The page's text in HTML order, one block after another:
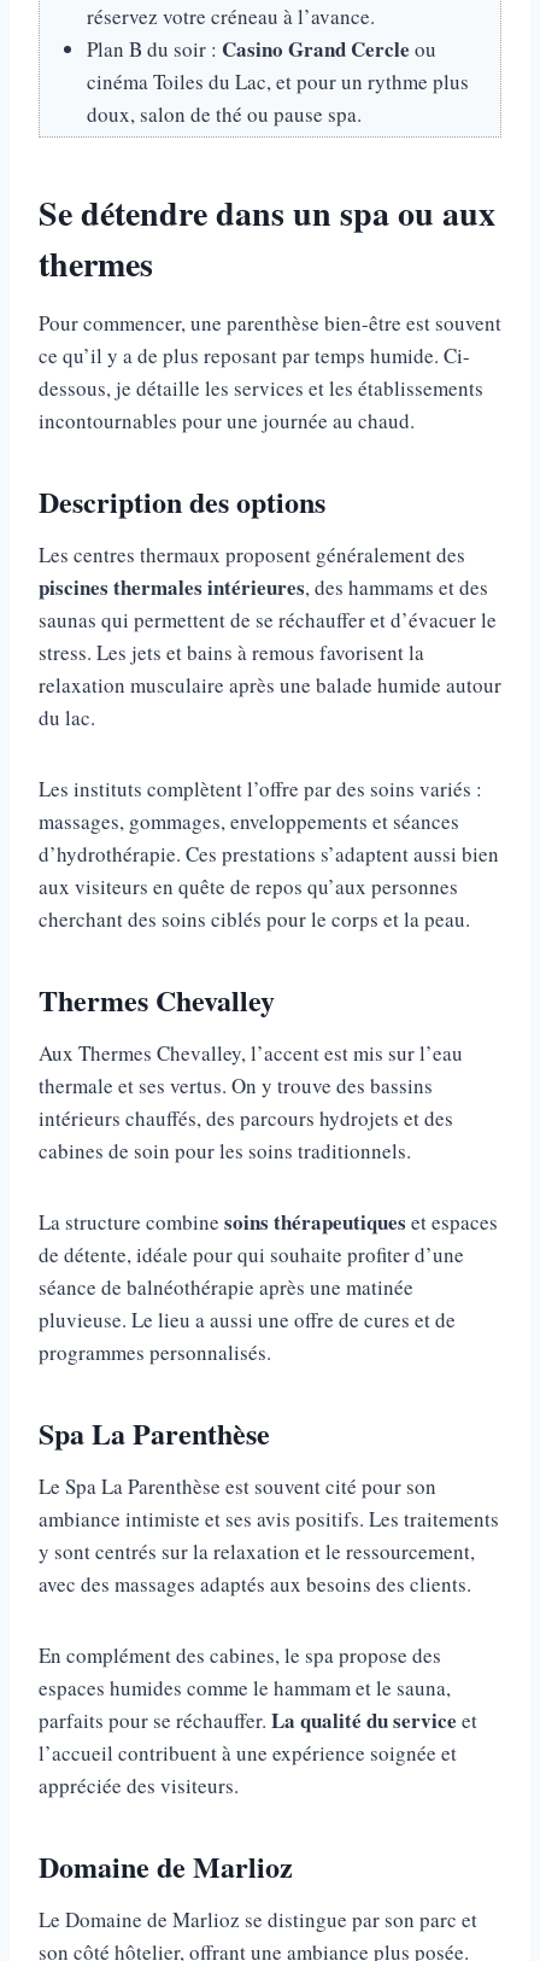
réservez votre créneau à l’avance.
Plan B du soir : Casino Grand Cercle ou
cinéma Toiles du Lac, et pour un rythme plus
doux, salon de thé ou pause spa.
Se détendre dans un spa ou aux
thermes
Pour commencer, une parenthèse bien-être est souvent
ce qu’il y a de plus reposant par temps humide. Ci-
dessous, je détaille les services et les établissements
incontournables pour une journée au chaud.
Description des options
Les centres thermaux proposent généralement des
piscines thermales intérieures, des hammams et des
saunas qui permettent de se réchauffer et d’évacuer le
stress. Les jets et bains à remous favorisent la
relaxation musculaire après une balade humide autour
du lac.
Les instituts complètent l’offre par des soins variés :
massages, gommages, enveloppements et séances
d’hydrothérapie. Ces prestations s’adaptent aussi bien
aux visiteurs en quête de repos qu’aux personnes
cherchant des soins ciblés pour le corps et la peau.
Thermes Chevalley
Aux Thermes Chevalley, l’accent est mis sur l’eau
thermale et ses vertus. On y trouve des bassins
intérieurs chauffés, des parcours hydrojets et des
cabines de soin pour les soins traditionnels.
La structure combine soins thérapeutiques et espaces
de détente, idéale pour qui souhaite profiter d’une
séance de balnéothérapie après une matinée
pluvieuse. Le lieu a aussi une offre de cures et de
programmes personnalisés.
Spa La Parenthèse
Le Spa La Parenthèse est souvent cité pour son
ambiance intimiste et ses avis positifs. Les traitements
y sont centrés sur la relaxation et le ressourcement,
avec des massages adaptés aux besoins des clients.
En complément des cabines, le spa propose des
espaces humides comme le hammam et le sauna,
parfaits pour se réchauffer. La qualité du service et
l’accueil contribuent à une expérience soignée et
appréciée des visiteurs.
Domaine de Marlioz
Le Domaine de Marlioz se distingue par son parc et
son côté hôtelier, offrant une ambiance plus posée.